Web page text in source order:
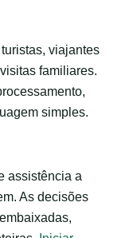
viajantes
familiares.
simples.
assistência a
As decisões